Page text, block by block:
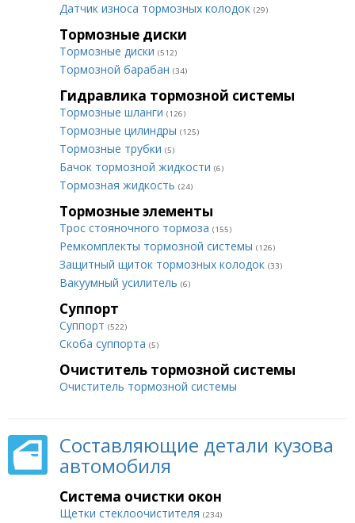
Датчик износа тормозных колодок (29)
Тормозные диски
Тормозные диски (512)
Тормозной барабан (34)
Гидравлика тормозной системы
Тормозные шланги (126)
Тормозные цилиндры (125)
Тормозные трубки (5)
Бачок тормозной жидкости (6)
Тормозная жидкость (24)
Тормозные элементы
Трос стояночного тормоза (155)
Ремкомплекты тормозной системы (126)
Защитный щиток тормозных колодок (33)
Вакуумный усилитель (6)
Суппорт
Суппорт (522)
Скоба суппорта (5)
Очиститель тормозной системы
Очиститель тормозной системы
Составляющие детали кузова
автомобиля
Система очистки окон
Щетки стеклоочистителя (234)